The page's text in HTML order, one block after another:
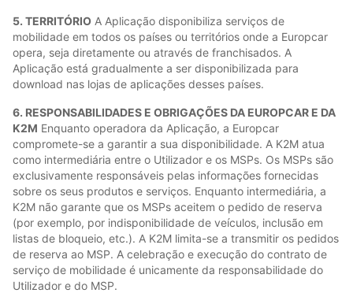
5. TERRITÓRIO A Aplicação disponibiliza serviços de
mobilidade em todos os países ou territórios onde a Europcar
opera, seja diretamente ou através de franchisados. A
Aplicação está gradualmente a ser disponibilizada para
download nas lojas de aplicações desses países.
6. RESPONSABILIDADES E OBRIGAÇÕES DA EUROPCAR E DA
K2M Enquanto operadora da Aplicação, a Europcar
compromete-se a garantir a sua disponibilidade. A K2M atua
como intermediária entre o Utilizador e os MSPs. Os MSPs são
exclusivamente responsáveis pelas informações fornecidas
sobre os seus produtos e serviços. Enquanto intermediária, a
K2M não garante que os MSPs aceitem o pedido de reserva
(por exemplo, por indisponibilidade de veículos, inclusão em
listas de bloqueio, etc.). A K2M limita-se a transmitir os pedidos
de reserva ao MSP. A celebração e execução do contrato de
serviço de mobilidade é unicamente da responsabilidade do
Utilizador e do MSP.